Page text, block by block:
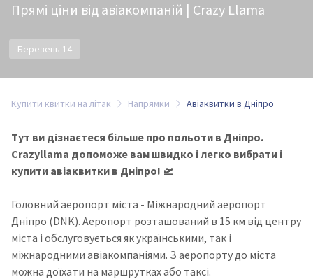
Прямі ціни від авіакомпаній | Crazy Llama
Березень 14
Купити квитки на літак Напрямки Авіаквитки в Дніпро
Тут ви дізнаєтеся більше про польоти в Дніпро.
Crazyllama допоможе вам швидко і легко вибрати і
купити авіаквитки в Дніпро! 🛫
Головний аеропорт міста - Міжнародний аеропорт
Дніпро (DNK). Аеропорт розташований в 15 км від центру
міста і обслуговується як українськими, так і
міжнародними авіакомпаніями. З аеропорту до міста
можна доїхати на маршрутках або таксі.